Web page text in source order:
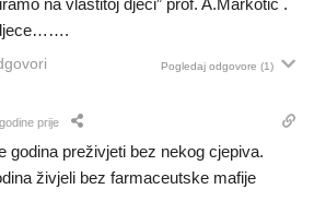
Pogledaj odgovore (1)
prije
godina preživjeti bez nekog cjepiva.
živjeli bez farmaceutske mafije